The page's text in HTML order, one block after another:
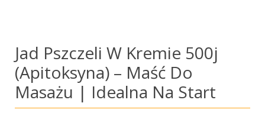
Jad Pszczeli W Kremie 500j
(Apitoksyna) – Maść Do
Masażu | Idealna Na Start